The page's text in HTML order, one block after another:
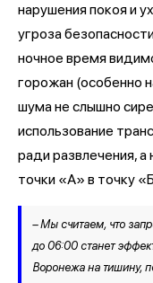
нарушения покоя и
угроза
ночное время
горожан (особенно
шума не слышно
использование
ради развлечения,
точки «А» в точку
– Мы считаем, что
до 06:00 станет
Воронежа на тишину,